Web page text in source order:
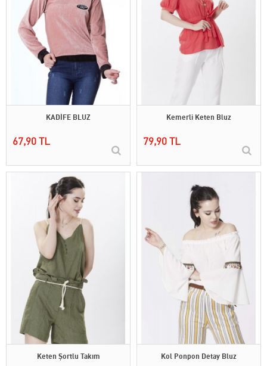
KADİFE BLUZ
67,90 TL
Kemerli Keten Bluz
79,90 TL
Keten Şortlu Takım Kol Ponpon Detay Bluz